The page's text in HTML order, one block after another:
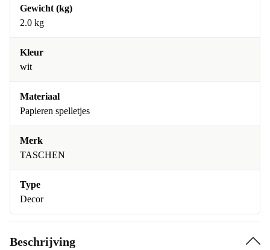
Gewicht (kg)
2.0 kg
Kleur
wit
Materiaal
Papieren spelletjes
Merk
TASCHEN
Type
Decor
Beschrijving